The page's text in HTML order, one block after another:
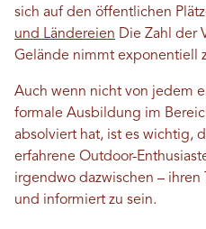
sich auf den öffentlichen
und Ländereien Die Zahl der
Gelände nimmt exponentiell
Auch wenn nicht von jedem
formale Ausbildung im
absolviert hat, ist es wichtig,
erfahrene Outdoor-
irgendwo dazwischen – ihren
und informiert zu sein.